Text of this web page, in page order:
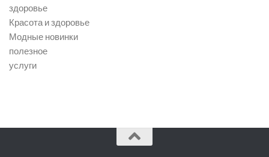
здоровье
Красота и здоровье
Модные новинки
полезное
услуги